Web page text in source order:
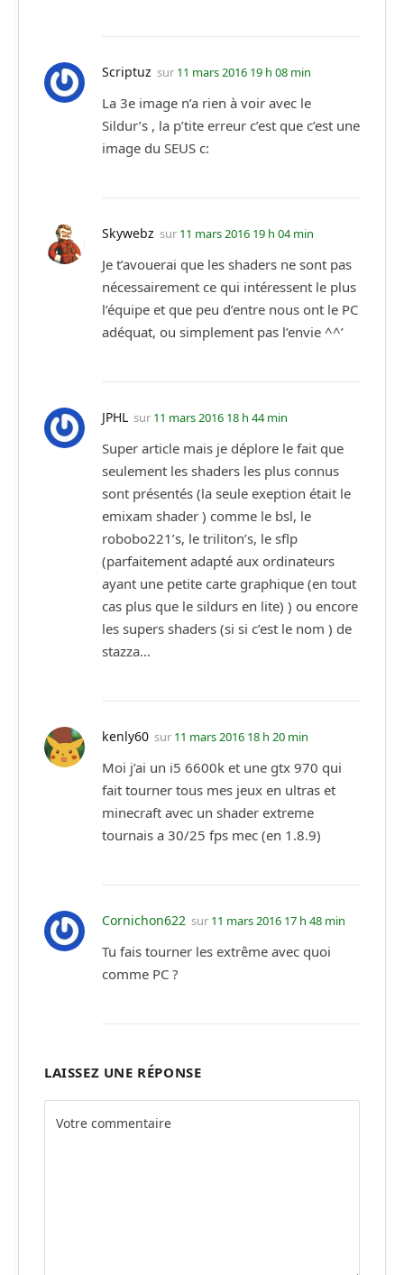
Scriptuz sur 11 mars 2016 19 h 08 min
La 3e image n’a rien à voir avec le
Sildur’s , la p’tite erreur c’est que c’est une
image du SEUS c:
Skywebz sur 11 mars 2016 19 h 04 min
Je t’avouerai que les shaders ne sont pas
nécessairement ce qui intéressent le plus
l’équipe et que peu d’entre nous ont le PC
adéquat, ou simplement pas l’envie ^^’
JPHL sur 11 mars 2016 18 h 44 min
Super article mais je déplore le fait que
seulement les shaders les plus connus
sont présentés (la seule exeption était le
emixam shader ) comme le bsl, le
robobo221’s, le triliton’s, le sflp
(parfaitement adapté aux ordinateurs
ayant une petite carte graphique (en tout
cas plus que le sildurs en lite) ) ou encore
les supers shaders (si si c’est le nom ) de
stazza…
kenly60 sur 11 mars 2016 18 h 20 min
Moi j’ai un i5 6600k et une gtx 970 qui
fait tourner tous mes jeux en ultras et
minecraft avec un shader extreme
tournais a 30/25 fps mec (en 1.8.9)
Cornichon622 sur 11 mars 2016 17 h 48 min
Tu fais tourner les extrême avec quoi
comme PC ?
LAISSEZ UNE RÉPONSE